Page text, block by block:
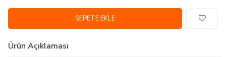
SEPETE EKLE
Ürün Açıklaması